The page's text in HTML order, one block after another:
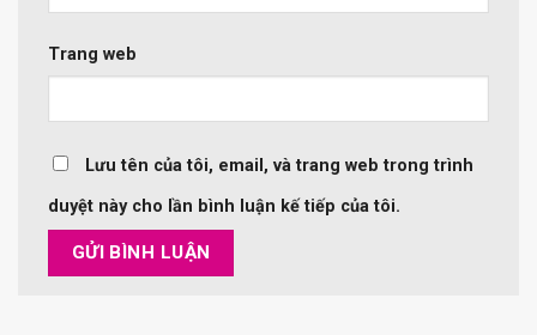
Trang web
Lưu tên của tôi, email, và trang web trong trình
duyệt này cho lần bình luận kế tiếp của tôi.